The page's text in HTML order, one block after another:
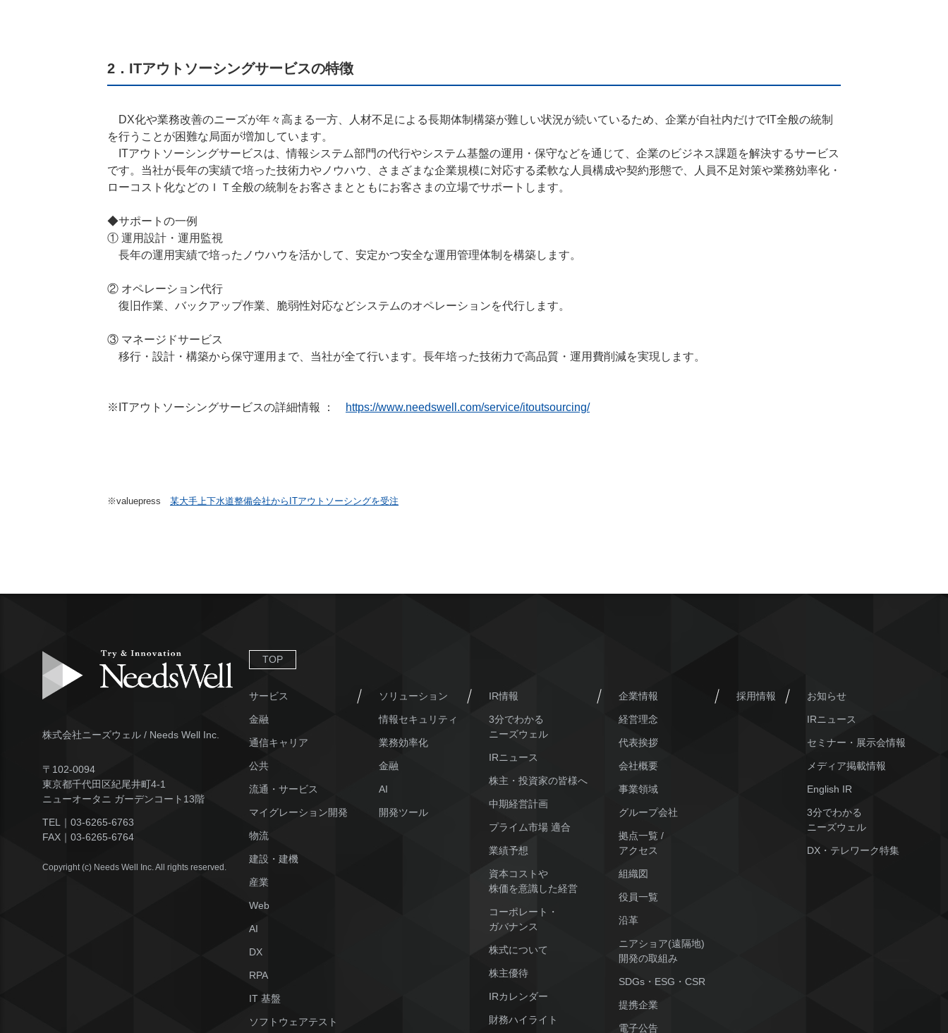
2．ITアウトソーシングサービスの特徴
DX化や業務改善のニーズが年々高まる一方、人材不足による長期体制構築が難しい状況が続いているため、企業が自社内だけでIT全般の統制
を行うことが困難な局面が増加しています。
ITアウトソーシングサービスは、情報システム部門の代行やシステム基盤の運用・保守などを通じて、企業のビジネス課題を解決するサービス
です。当社が長年の実績で培った技術力やノウハウ、さまざまな企業規模に対応する柔軟な人員構成や契約形態で、人員不足対策や業務効率化・
ローコスト化などのＩＴ全般の統制をお客さまとともにお客さまの立場でサポートします。
◆サポートの一例
① 運用設計・運用監視
長年の運用実績で培ったノウハウを活かして、安定かつ安全な運用管理体制を構築します。
② オペレーション代行
復旧作業、バックアップ作業、脆弱性対応などシステムのオペレーションを代行します。
③ マネージドサービス
移行・設計・構築から保守運用まで、当社が全て行います。長年培った技術力で高品質・運用費削減を実現します。
※ITアウトソーシングサービスの詳細情報 ： https://www.needswell.com/service/itoutsourcing/
※valuepress 某大手上下水道整備会社からITアウトソーシングを受注
TOP
サービス
金融
通信キャリア
公共
流通・サービス
マイグレーション開発
物流
建設・建機
産業
Web
AI
DX
RPA
IT 基盤
ソフトウェアテスト
ソリューション
情報セキュリティ
業務効率化
金融
AI
開発ツール
IR情報
3分でわかる
ニーズウェル
IRニュース
株主・投資家の皆様へ
中期経営計画
プライム市場 適合
業績予想
資本コストや
株価を意識した経営
コーポレート・
ガバナンス
株式について
株主優待
IRカレンダー
財務ハイライト
企業情報
経営理念
代表挨拶
会社概要
事業領域
グループ会社
拠点一覧 /
アクセス
組織図
役員一覧
沿革
ニアショア(遠隔地)
開発の取組み
SDGs・ESG・CSR
提携企業
電子公告
採用情報 お知らせ
IRニュース
セミナー・展示会情報
メディア掲載情報
English IR
3分でわかる
ニーズウェル
DX・テレワーク特集
株式会社ニーズウェル / Needs Well Inc.
〒102-0094
東京都千代田区紀尾井町4-1
ニューオータニ ガーデンコート13階
TEL｜ 03-6265-6763
FAX｜ 03-6265-6764
Copyright (c) Needs Well Inc. All rights reserved.